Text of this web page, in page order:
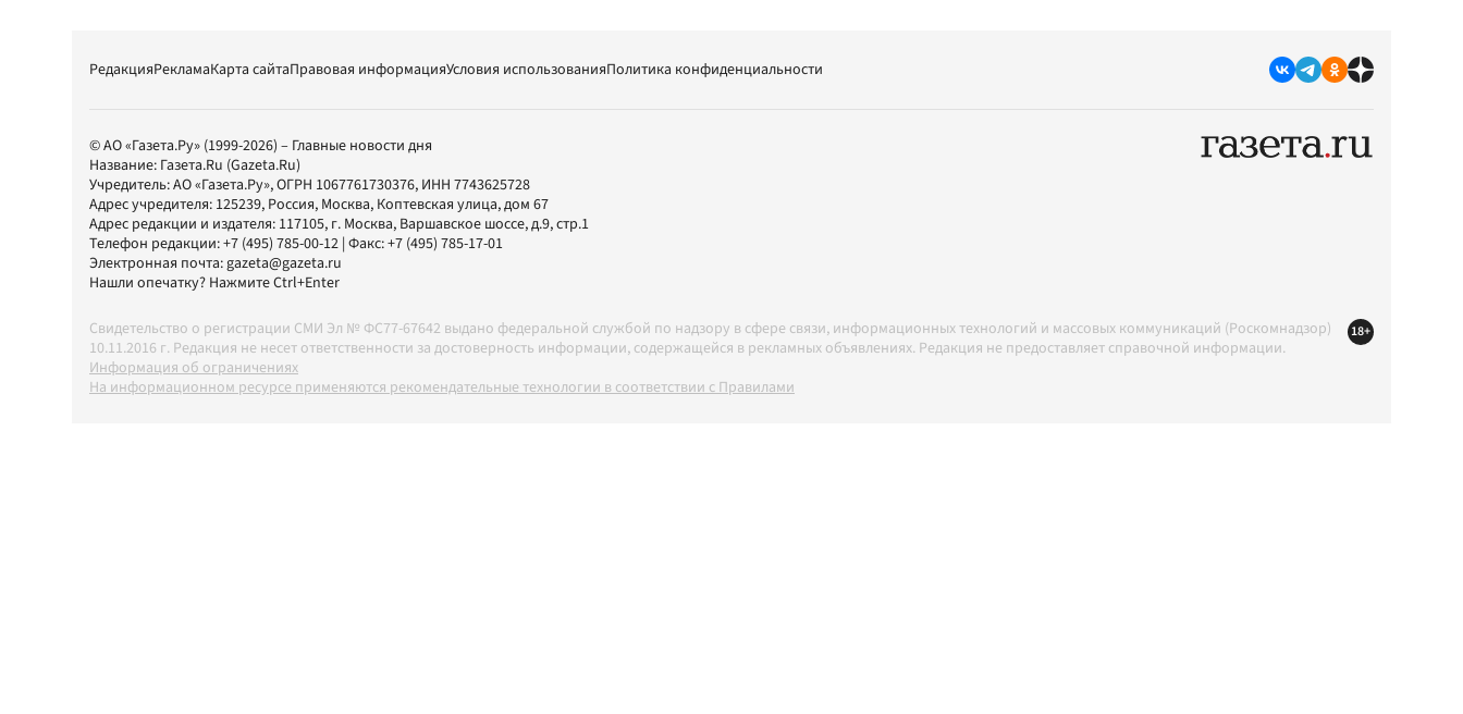
РедакцияРекламаКарта сайтаПравовая информацияУсловия использованияПолитика конфиденциальности
© АО «Газета.Ру» (1999-2026) – Главные новости дня
Название: Газета.Ru (Gazeta.Ru)
Учредитель:АО «Газета.Ру», ОГРН 1067761730376, ИНН 7743625728
Адрес учредителя: 125239, Россия, Москва, Коптевская улица, дом 67
Адрес редакции и издателя: 117105, г. Москва, Варшавское шоссе, д.9, стр.1
Телефон редакции:+7 (495) 785-00-12 | Факс:+7 (495) 785-17-01
Электронная почта:gazeta@gazeta.ru
Нашли опечатку? Нажмите Ctrl+Enter
Свидетельство о регистрации СМИ Эл № ФС77-67642 выдано федеральной службой по надзору в сфере связи, информационных технологий и массовых коммуникаций (Роскомнадзор)
10.11.2016 г. Редакция не несет ответственности за достоверность информации, содержащейся в рекламных объявлениях. Редакция не предоставляет справочной информации.
Информация об ограничениях
На информационном ресурсе применяются рекомендательные технологии в соответствии с Правилами
18+